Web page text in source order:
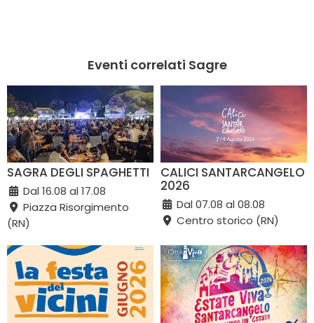
Eventi correlati Sagre
SAGRA DEGLI SPAGHETTI
Dal 16.08 al 17.08
Piazza Risorgimento
(RN)
CALICI SANTARCANGELO
2026
Dal 07.08 al 08.08
Centro storico (RN)